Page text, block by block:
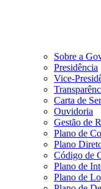
Sobre a
Presidência
Vice-
Carta de
Ouvidoria
Gestão de
Plano de
Plano
Código de
Plano de
Plano de